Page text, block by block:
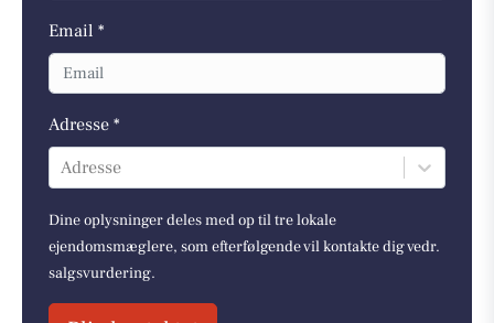
Email *
Adresse *
Adresse
Dine oplysninger deles med op til tre lokale
ejendomsmæglere, som efterfølgende vil kontakte dig vedr.
salgsvurdering.